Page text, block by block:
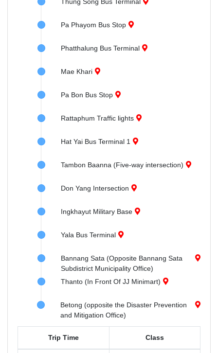
Pa Phayom Bus Stop
Phatthalung Bus Terminal
Mae Khari
Pa Bon Bus Stop
Rattaphum Traffic lights
Hat Yai Bus Terminal 1
Tambon Baanna (Five-way intersection)
Don Yang Intersection
Ingkhayut Military Base
Yala Bus Terminal
Bannang Sata (Opposite Bannang Sata
Subdistrict Municipality Office)
Thanto (In Front Of JJ Minimart)
Betong (opposite the Disaster Prevention
and Mitigation Office)
Trip Time Class